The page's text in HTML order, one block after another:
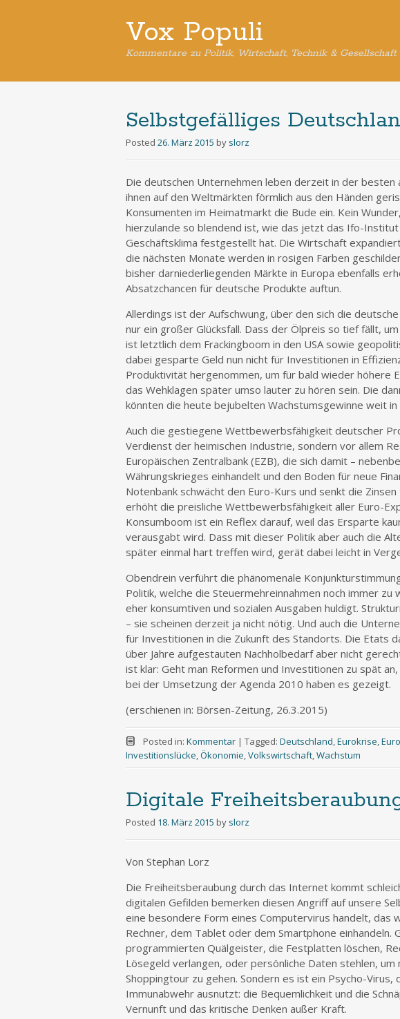
Vox Populi
Kommentare zu Politik, Wirtschaft, Technik & Gesellschaft
Selbstgefälliges
Posted 26. März 2015 by slorz
Die deutschen Unternehmen leben derzeit in der
ihnen auf den Weltmärkten förmlich aus den Händen
Konsumenten im Heimatmarkt die Bude ein. Kein
hierzulande so blendend ist, wie das jetzt das Ifo-
Geschäftsklima festgestellt hat. Die Wirtschaft
die nächsten Monate werden in rosigen Farben
bisher darniederliegenden Märkte in Europa ebenfalls
Absatzchancen für deutsche Produkte auftun.
Allerdings ist der Aufschwung, über den sich die
nur ein großer Glücksfall. Dass der Ölpreis so tief fällt,
ist letztlich dem Frackingboom in den USA sowie
dabei gesparte Geld nun nicht für Investitionen in
Produktivität hergenommen, um für bald wieder höhere
das Wehklagen später umso lauter zu hören sein. Die
könnten die heute bejubelten Wachstumsgewinne weit in
Auch die gestiegene Wettbewerbsfähigkeit deutscher
Verdienst der heimischen Industrie, sondern vor allem
Europäischen Zentralbank (EZB), die sich damit –
Währungskrieges einhandelt und den Boden für neue
Notenbank schwächt den Euro-Kurs und senkt die
erhöht die preisliche Wettbewerbsfähigkeit aller Euro-
Konsumboom ist ein Reflex darauf, weil das Ersparte
verausgabt wird. Dass mit dieser Politik aber auch die
später einmal hart treffen wird, gerät dabei leicht in
Obendrein verführt die phänomenale
Politik, welche die Steuermehreinnahmen noch immer
eher konsumtiven und sozialen Ausgaben huldigt.
– sie scheinen derzeit ja nicht nötig. Und auch die
für Investitionen in die Zukunft des Standorts. Die Etats
über Jahre aufgestauten Nachholbedarf aber nicht
ist klar: Geht man Reformen und Investitionen zu spät
bei der Umsetzung der Agenda 2010 haben es gezeigt.
(erschienen in: Börsen-Zeitung, 26.3.2015)
Posted in: Kommentar | Tagged: Deutschland,Eurokrise,
Investitionslücke,Ökonomie,Volkswirtschaft,Wachstum
Digitale
Posted 18. März 2015 by slorz
Von Stephan Lorz
Die Freiheitsberaubung durch das Internet kommt
digitalen Gefilden bemerken diesen Angriff auf unsere
eine besondere Form eines Computervirus handelt, das
Rechner, dem Tablet oder dem Smartphone einhandeln.
programmierten Quälgeister, die Festplatten löschen,
Lösegeld verlangen, oder persönliche Daten stehlen,
Shoppingtour zu gehen. Sondern es ist ein Psycho-Virus,
Immunabwehr ausnutzt: die Bequemlichkeit und die
Vernunft und das kritische Denken außer Kraft.